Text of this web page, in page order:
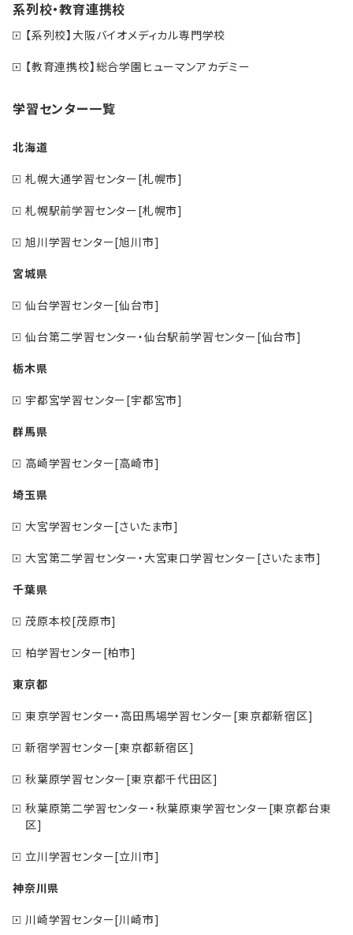
系列校・教育連携校
【系列校】大阪バイオメディカル専門学校
【教育連携校】総合学園ヒューマンアカデミー
学習センター一覧
北海道
札幌大通学習センター[札幌市]
札幌駅前学習センター[札幌市]
旭川学習センター[旭川市]
宮城県
仙台学習センター[仙台市]
仙台第二学習センター・仙台駅前学習センター[仙台市]
栃木県
宇都宮学習センター[宇都宮市]
群馬県
高崎学習センター[高崎市]
埼玉県
大宮学習センター[さいたま市]
大宮第二学習センター・大宮東口学習センター[さいたま市]
千葉県
茂原本校[茂原市]
柏学習センター[柏市]
東京都
東京学習センター・高田馬場学習センター[東京都新宿区]
新宿学習センター[東京都新宿区]
秋葉原学習センター[東京都千代田区]
秋葉原第二学習センター・秋葉原東学習センター[東京都台東
区]
立川学習センター[立川市]
神奈川県
川崎学習センター[川崎市]